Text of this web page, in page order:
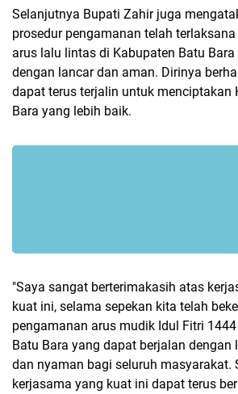
Selanjutnya Bupati Zahir juga
prosedur pengamanan telah
arus lalu lintas di Kabupaten Batu
dengan lancar dan aman. Dirinya
dapat terus terjalin untuk menciptakan
Bara yang lebih baik.
"Saya sangat berterimakasih atas
kuat ini, selama sepekan kita telah
pengamanan arus mudik Idul Fitri
Batu Bara yang dapat berjalan dengan
dan nyaman bagi seluruh masyarakat.
kerjasama yang kuat ini dapat terus